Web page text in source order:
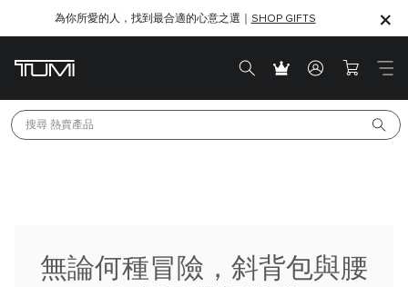
SHOP GIFTS
為你所愛的人，找到最合適的心意之選｜ SHOP GIFTS
搜尋 熱賣產品
無論何種冒險，斜背包與腰